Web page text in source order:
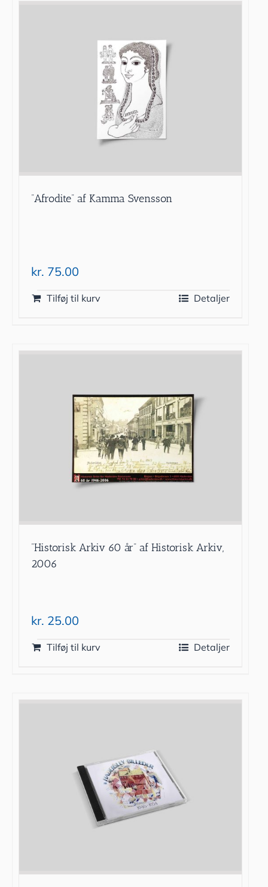
”Afrodite” af Kamma Svensson
kr. 75.00
Tilføj til kurv Detaljer
”Historisk Arkiv 60 år” af Historisk Arkiv,
2006
kr. 25.00
Tilføj til kurv Detaljer